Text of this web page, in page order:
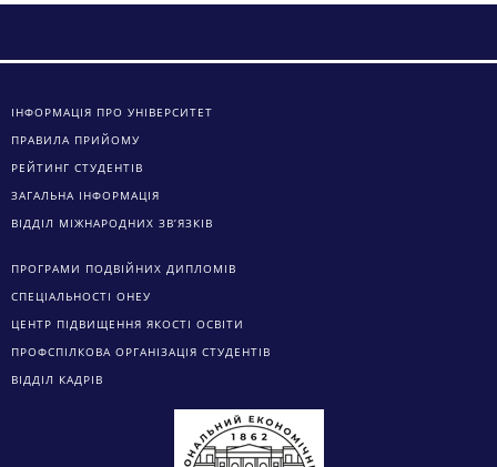
ІНФОРМАЦІЯ ПРО УНІВЕРСИТЕТ
ПРАВИЛА ПРИЙОМУ
РЕЙТИНГ СТУДЕНТІВ
ЗАГАЛЬНА ІНФОРМАЦІЯ
ВІДДІЛ МІЖНАРОДНИХ ЗВ’ЯЗКІВ
ПРОГРАМИ ПОДВІЙНИХ ДИПЛОМІВ
СПЕЦІАЛЬНОСТІ ОНЕУ
ЦЕНТР ПІДВИЩЕННЯ ЯКОСТІ ОСВІТИ
ПРОФСПІЛКОВА ОРГАНІЗАЦІЯ СТУДЕНТІВ
ВІДДІЛ КАДРІВ